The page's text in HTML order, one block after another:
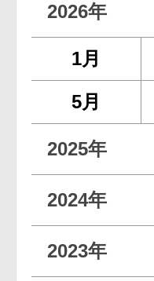
2026年
1月
5月
2025年
2024年
2023年